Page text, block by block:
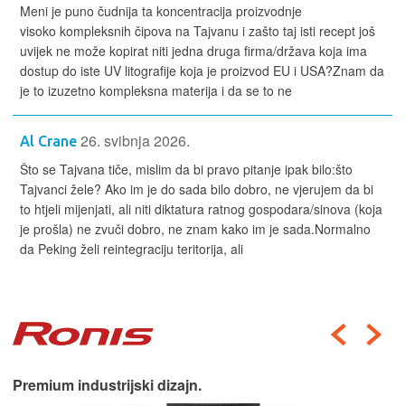
Meni je puno čudnija ta koncentracija proizvodnje
visoko kompleksnih čipova na Tajvanu i zašto taj isti recept još
uvijek ne može kopirat niti jedna druga firma/država koja ima
dostup do iste UV litografije koja je proizvod EU i USA?Znam da
je to izuzetno kompleksna materija i da se to ne
Al Crane 26. svibnja 2026.
Što se Tajvana tiče, mislim da bi pravo pitanje ipak bilo:što
Tajvanci žele? Ako im je do sada bilo dobro, ne vjerujem da bi
to htjeli mijenjati, ali niti diktatura ratnog gospodara/sinova (koja
je prošla) ne zvuči dobro, ne znam kako im je sada.Normalno
da Peking želi reintegraciju teritorija, ali
Premium industrijski dizajn.